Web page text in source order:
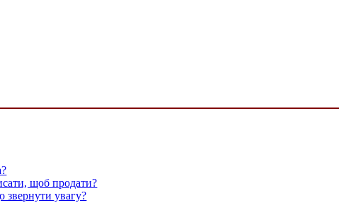
щоб продати?
звернути увагу?